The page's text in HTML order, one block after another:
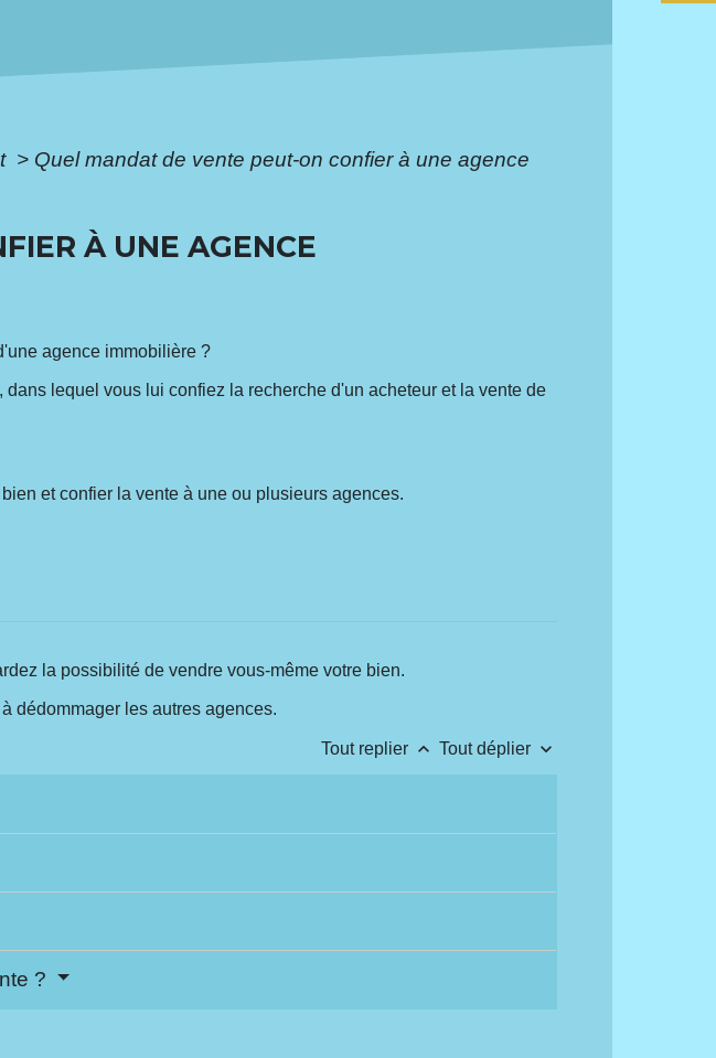
> Quel mandat de vente peut-on confier à une agence
À UNE AGENCE
agence immobilière ?
, dans lequel vous lui confiez la recherche d'un acheteur et la vente de
et confier la vente à une ou plusieurs agences.
la possibilité de vendre vous-même votre bien.
dédommager les autres agences.
Tout replier keyboard_arrow_up Tout déplier keyboard_arrow_down
?